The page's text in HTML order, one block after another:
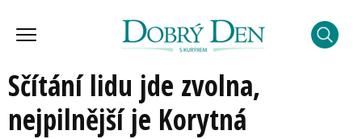
Sčítání lidu jde zvolna,
nejpilnější je Korytná